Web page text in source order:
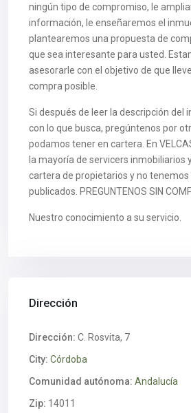
ningún tipo de compromiso, le
información, le enseñaremos el
plantearemos una propuesta de
que sea interesante para usted.
asesorarle con el objetivo de que
compra posible.
Si después de leer la descripción del
con lo que busca, pregúntenos por
podamos tener en cartera. En
la mayoría de servicers inmobiliarios
cartera de propietarios y no
publicados. PREGUNTENOS SIN
Nuestro conocimiento a su servicio.
Dirección
Dirección: C. Rosvita, 7
City: Córdoba
Comunidad autónoma: Andalucía
Zip: 14011